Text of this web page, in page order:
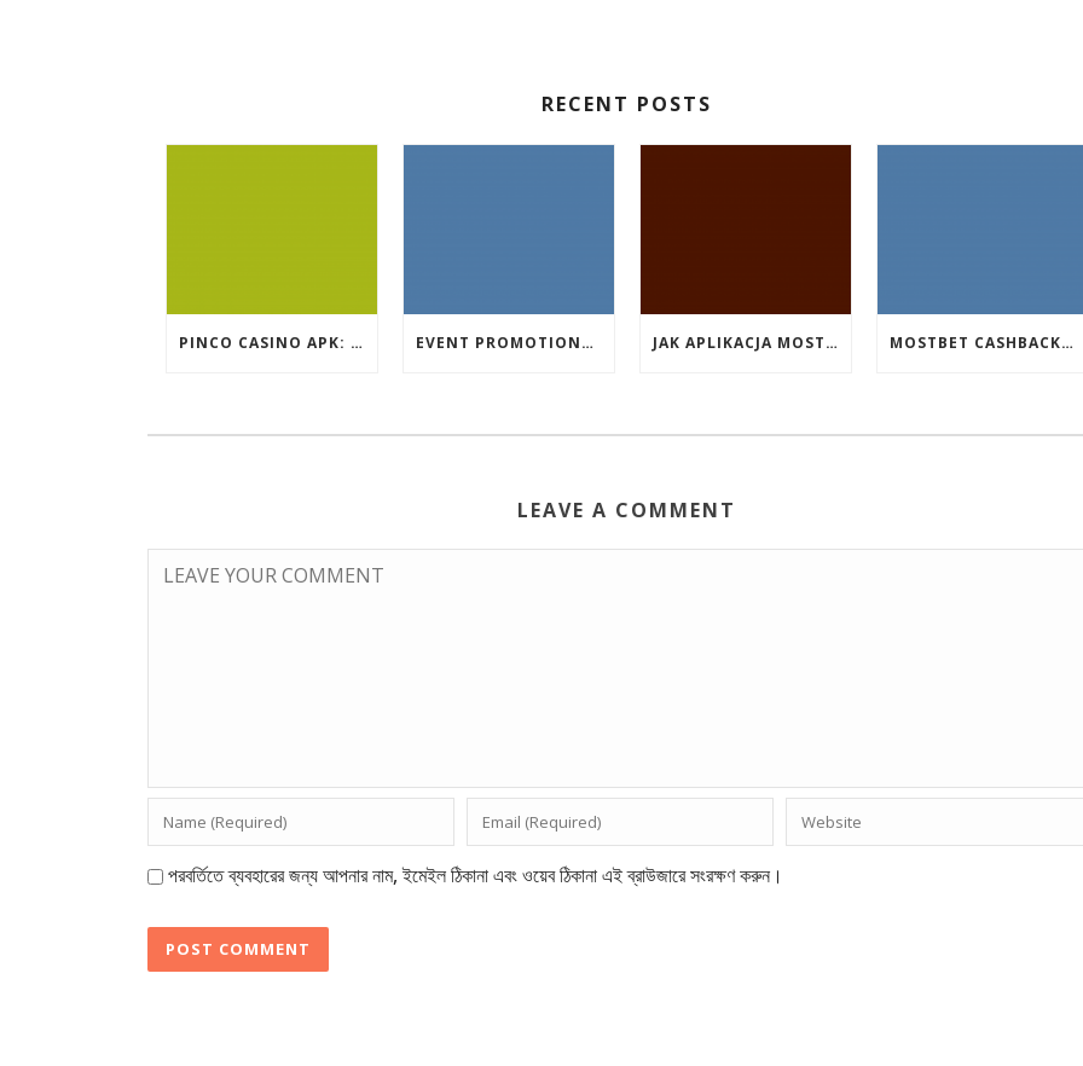
RECENT POSTS
PINCO CASINO APK: OYUN SEÇIMLƏRININ İCMALI EVENT PROMOTIONS AT HIGHEST PAYING ONLINE CASINOS WITH BEST RTP JAK APLIKACJA MOSTBET WSPIERA UŻYTKOWNIKÓW ANDROIDA? MOSTBET CASHBACK: HANGI OYUNLAR SIZI DAHA ÇOX QAZANA BILƏR?
LEAVE A COMMENT
পরবর্তিতে ব্যবহারের জন্য আপনার নাম, ইমেইল ঠিকানা এবং ওয়েব ঠিকানা এই ব্রাউজারে সংরক্ষণ করুন।